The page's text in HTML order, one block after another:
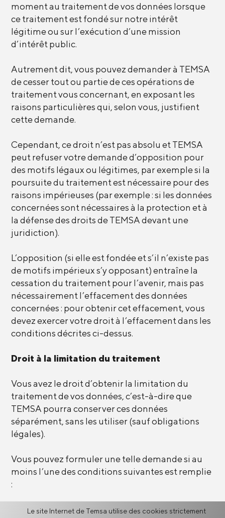
moment au traitement de vos données lorsque
ce traitement est fondé sur notre intérêt
légitime ou sur l’exécution d’une mission
d’intérêt public.
Autrement dit, vous pouvez demander à TEMSA
de cesser tout ou partie de ces opérations de
traitement vous concernant, en exposant les
raisons particulières qui, selon vous, justifient
cette demande.
Cependant, ce droit n’est pas absolu et TEMSA
peut refuser votre demande d’opposition pour
des motifs légaux ou légitimes, par exemple si la
poursuite du traitement est nécessaire pour des
raisons impérieuses (par exemple : si les données
concernées sont nécessaires à la protection et à
la défense des droits de TEMSA devant une
juridiction).
L’opposition (si elle est fondée et s’il n’existe pas
de motifs impérieux s’y opposant) entraîne la
cessation du traitement pour l’avenir, mais pas
nécessairement l’effacement des données
concernées : pour obtenir cet effacement, vous
devez exercer votre droit à l’effacement dans les
conditions décrites ci-dessus.
Droit à la limitation du traitement
Vous avez le droit d’obtenir la limitation du
traitement de vos données, c’est-à-dire que
TEMSA pourra conserver ces données
séparément, sans les utiliser (sauf obligations
légales).
Vous pouvez formuler une telle demande si au
moins l’une des conditions suivantes est remplie
:
Les données concernées vous paraissent
Le site Internet de Temsa utilise des cookies strictement